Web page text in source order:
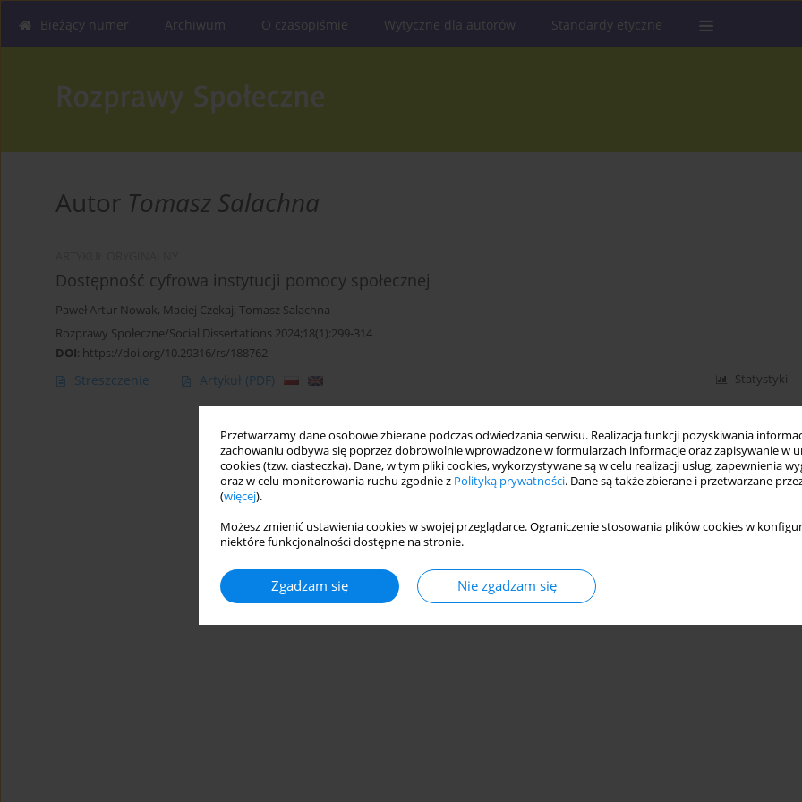
Przetwarzamy dane osobowe zbierane podczas odwiedzania serwisu. Realizacja funkcji pozyskiwania
zachowaniu odbywa się poprzez dobrowolnie wprowadzone w formularzach informacje oraz zapisywanie w
cookies (tzw. ciasteczka). Dane, w tym pliki cookies, wykorzystywane są w celu realizacji usług, zapewnienia
oraz w celu monitorowania ruchu zgodnie z Polityką prywatności. Dane są także zbierane i przetwarzane
(więcej).
Możesz zmienić ustawienia cookies w swojej przeglądarce. Ograniczenie stosowania plików cookies w
niektóre funkcjonalności dostępne na stronie.
Zgadzam się Nie zgadzam się
Bieżący numer Archiwum O czasopiśmie Wytyczne dla autorów Standardy etyczne
Autor Tomasz Salachna
Dostępność cyfrowa instytucji pomocy społecznej
Paweł Artur Nowak, Maciej Czekaj, Tomasz Salachna
Rozprawy Społeczne/Social Dissertations 2024;18(1):299-314
DOI: https://doi.org/10.29316/rs/188762
Streszczenie Artykuł (PDF) Statystyki